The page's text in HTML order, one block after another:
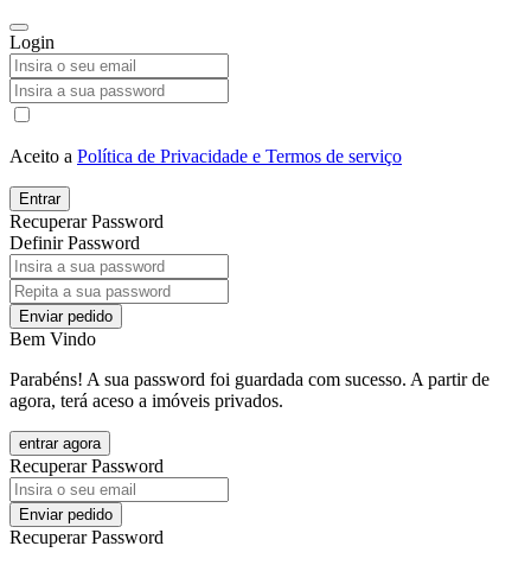
Login
Aceito a Política de Privacidade e Termos de serviço
Entrar
Recuperar Password
Definir Password
Enviar pedido
Bem Vindo
Parabéns! A sua password foi guardada com sucesso. A partir de
agora, terá aceso a imóveis privados.
entrar agora
Recuperar Password
Enviar pedido
Recuperar Password